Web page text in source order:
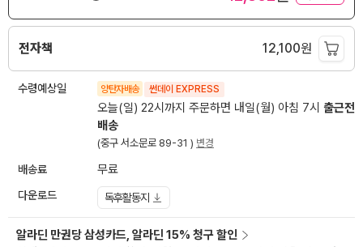
전자책 12,100원
수령예상일 양탄자배송 썬데이 EXPRESS
오늘(일) 22시까지 주문하면 내일(월) 아침 7시 출근전
배송
(중구 서소문로 89-31 ) 변경
배송료 무료
다운로드 독후활동지
알라딘 만권당 삼성카드, 알라딘 15% 청구 할인